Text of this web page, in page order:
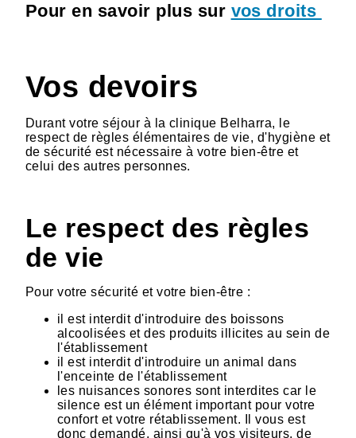
Pour en savoir plus sur vos droits
Vos devoirs
Durant votre séjour à la clinique Belharra, le
respect de règles élémentaires de vie, d'hygiène et
de sécurité est nécessaire à votre bien-être et
celui des autres personnes.
Le respect des règles
de vie
Pour votre sécurité et votre bien-être :
il est interdit d'introduire des boissons
alcoolisées et des produits illicites au sein de
l'établissement
il est interdit d'introduire un animal dans
l'enceinte de l'établissement
les nuisances sonores sont interdites car le
silence est un élément important pour votre
confort et votre rétablissement. Il vous est
donc demandé, ainsi qu'à vos visiteurs, de